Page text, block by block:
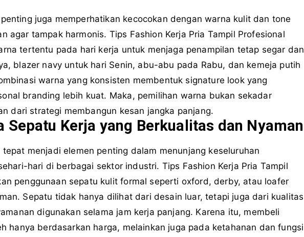
juga memperhatikan kecocokan dengan warna kulit dan tone
agar tampak harmonis. Tips Fashion Kerja Pria Tampil Profesional
tertentu pada hari kerja untuk menjaga penampilan tetap segar dan
blazer navy untuk hari Senin, abu-abu pada Rabu, dan kemeja putih
warna yang konsisten membentuk signature look yang
branding lebih kuat. Maka, pemilihan warna bukan sekadar
dari strategi membangun kesan jangka panjang.
Sepatu Kerja yang Berkualitas dan Nyaman
menjadi elemen penting dalam menunjang keseluruhan
hari di berbagai sektor industri. Tips Fashion Kerja Pria Tampil
penggunaan sepatu kulit formal seperti oxford, derby, atau loafer
Sepatu tidak hanya dilihat dari desain luar, tetapi juga dari kualitas
digunakan selama jam kerja panjang. Karena itu, membeli
hanya berdasarkan harga, melainkan juga pada ketahanan dan fungsi